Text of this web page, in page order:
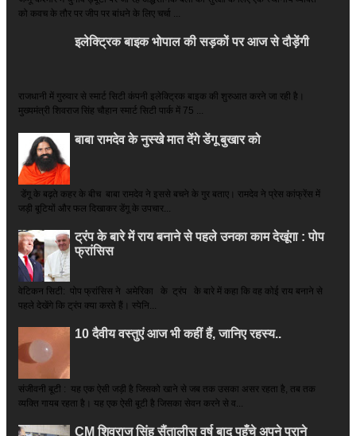
को कवच के तौर पर जीप पर बांधने के लिए चर्चा ...
इलेक्ट्रिक बाइक भोपाल की सड़कों पर आज से दौड़ेंगी
राजधानी में गुरुवार से स्मार्ट सिटी कंपनी इलेक्ट्रिक बाइक की शुरुआत करने जा रही है।
मुख्यमंत्री शिवराज सिंह चौहान स्मार्ट सिटी पार्क में 75 ...
बाबा रामदेव के नुस्खे मात देंगे डेंगू बुखार को
डेंगू के बढ़ते कहर के बीच बाबा रामदेव ने इससे बचने के गुर बताए। रामदेव ने प्रेस कांफ्रेंस में
जड़ी बूटियों और फल दिखाकर डेंगू के उपचार...
ट्रंप के बारे में राय बनाने से पहले उनका काम देखूंगा : पोप
फ्रांसिस
वेटिकन सिटी: पोप फ्रांसिस ने अमेरिका के ट्रंप के बारे में कहा कि वह कोई राय बनाने से
पहले देखेंगे कि ट्रंप क्या करते हैं। स्पेनि...
10 दैवीय वस्तुएं आज भी कहीं हैं, जानिए रहस्य..
संजीवनी बूटी : यह एक ऐसी जड़ी है जिसको खाने से जब तक उसका असर रहता है, तब तक
व्यक्ति गायब रहता है। यह एक ऐसी बूटी है जिसका सेवन करने से व...
CM शिवराज सिंह सैंतालीस वर्ष बाद पहुँचे अपने पुराने